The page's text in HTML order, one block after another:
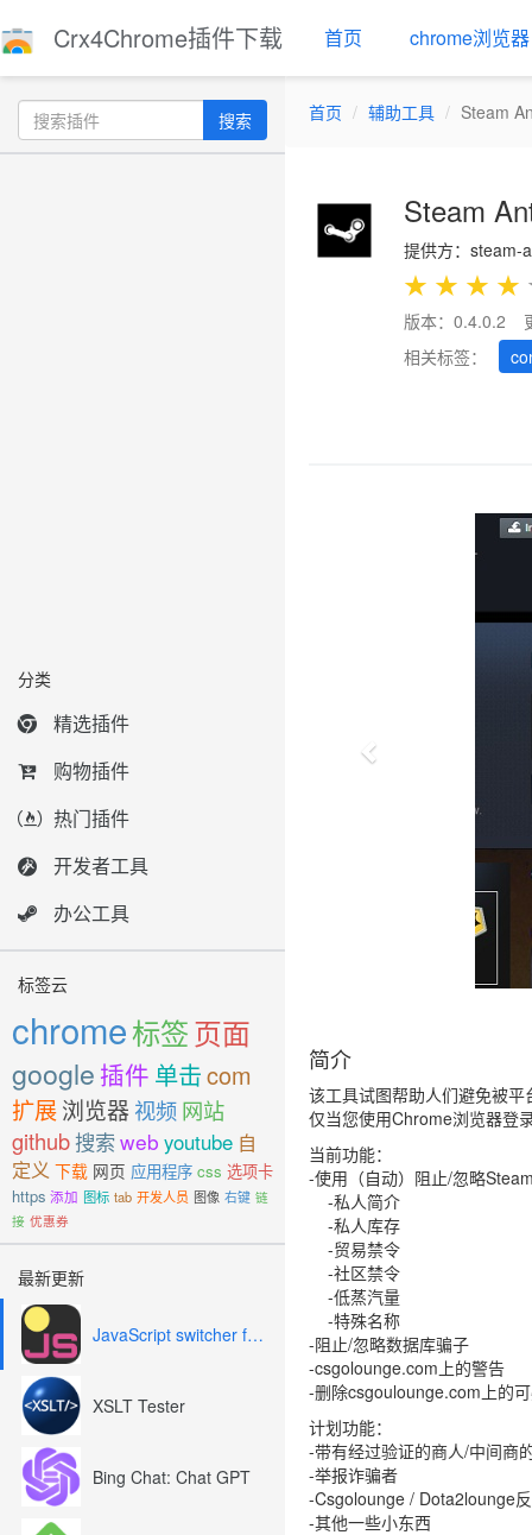
Crx4Chrome插件下载 首页 chrome浏览器
搜索
分类
精选插件
购物插件
热门插件
开发者工具
办公工具
标签云
chrome标签页面
google 插件 单击com
扩展浏览器 视频网站
github搜索web youtube 自
定义 下载 网页 应用程序 css 选项卡
https 添加 图标 tab 开发人员 图像 右键 链
接 优惠券
最新更新
JavaScript switcher for SEO and development
XSLT Tester
Bing Chat: Chat GPT
首页 辅助工具 Steam
Steam
提供方：steam-
★ ★ ★ ★
版本：0.4.0.2
相关标签：
简介
该工具试图帮助人们避免被
仅当您使用Chrome浏览器登
当前功能：
-使用（自动）阻止/忽略
-私人简介
-私人库存
-贸易禁令
-社区禁令
-低蒸汽量
-特殊名称
-阻止/忽略数据库骗子
-csgolounge.com上的警告
-删除csgoulounge.com上的
计划功能：
-带有经过验证的商人/中间商
-举报诈骗者
-Csgolounge / Dota2lounge
-其他一些小东西